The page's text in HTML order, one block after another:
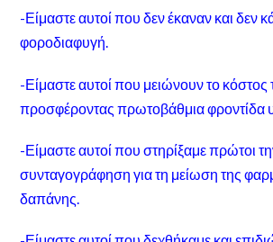
-Είμαστε αυτοί που δεν έκαναν και δεν
φοροδιαφυγή.
-Είμαστε αυτοί που μειώνουν το κόστος
προσφέροντας πρωτοβάθμια φροντίδα
-Είμαστε αυτοί που στηρίξαμε πρώτοι
συνταγογράφηση για τη μείωση της
δαπάνης.